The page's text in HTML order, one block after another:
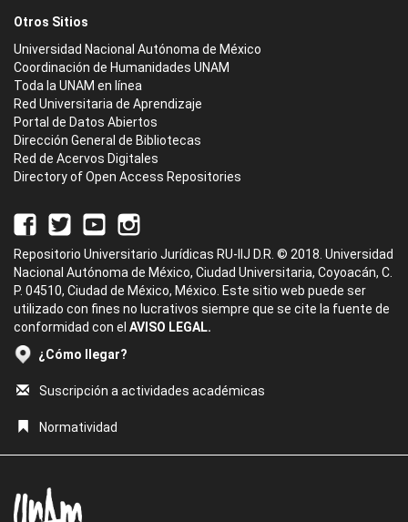
Otros Sitios
Universidad Nacional Autónoma de México
Coordinación de Humanidades UNAM
Toda la UNAM en línea
Red Universitaria de Aprendizaje
Portal de Datos Abiertos
Dirección General de Bibliotecas
Red de Acervos Digitales
Directory of Open Access Repositories
Repositorio Universitario Jurídicas RU-IIJ D.R. © 2018. Universidad
Nacional Autónoma de México, Ciudad Universitaria, Coyoacán, C.
P. 04510, Ciudad de México, México. Este sitio web puede ser
utilizado con fines no lucrativos siempre que se cite la fuente de
conformidad con el AVISO LEGAL.
¿Cómo llegar?
Suscripción a actividades académicas
Normatividad